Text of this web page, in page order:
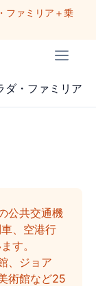
ファミリア＋乗
メ
ュ
ー
ダ・ファミリア
公共交通機
、空港行
す。
、ジョア
術館など25